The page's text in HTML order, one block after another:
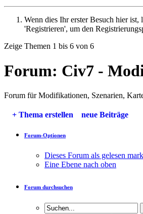
Wenn dies Ihr erster Besuch hier ist,
'Registrieren', um den
Zeige Themen 1 bis 6 von 6
Forum: Civ7 -
Forum für Modifikationen, Szenarien,
+ Thema erstellen neue Beiträge
Forum-Optionen
Dieses Forum als gelesen
Eine Ebene nach oben
Forum durchsuchen